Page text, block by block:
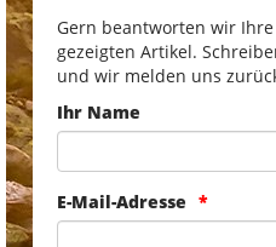
Gern beantworten wir
gezeigten Artikel.
und wir melden uns
Ihr Name
E-Mail-Adresse